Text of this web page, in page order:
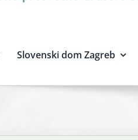
Slovenski dom Zagreb